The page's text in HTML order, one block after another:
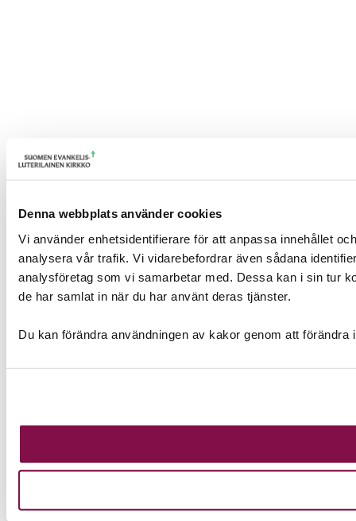
Denna webbplats använder cookies
Vi använder enhetsidentifierare för att anpassa innehållet
analysera vår trafik. Vi vidarebefordrar även sådana
analysföretag som vi samarbetar med. Dessa kan i sin tur
de har samlat in när du har använt deras tjänster.
Du kan förändra användningen av kakor genom att